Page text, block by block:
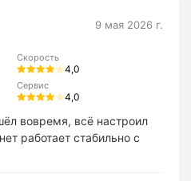
9 мая 2026 г.
Скорость
4,0
Сервис
4,0
вовремя, всё настроил
работает стабильно с